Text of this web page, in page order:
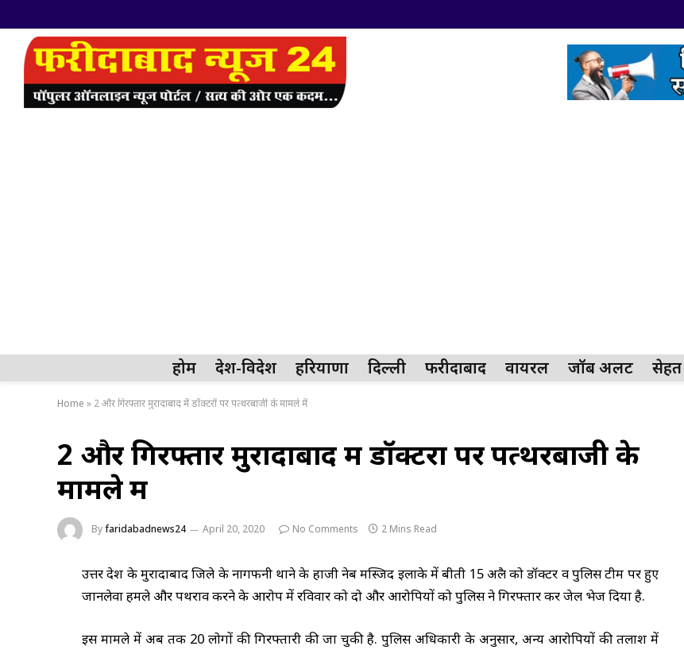
होम देश-विदेश हरियाणा दिल्ली फरीदाबाद वायरल जॉब अलर्ट सेहत
Home » 2 और गिरफ्तार मुरादाबाद में डॉक्टरों पर पत्थरबाजी के मामले में
2 और गिरफ्तार मुरादाबाद में डॉक्टरों पर पत्थरबाजी के
मामले में
Byfaridabadnews24 April 20, 2020 No Comments 2 Mins Read
उत्तर प्रदेश के मुरादाबाद जिले के नागफनी थाने के हाजी नेब मस्जिद इलाके में बीती 15 अप्रैल को डॉक्टर व पुलिस टीम पर हुए
जानलेवा हमले और पथराव करने के आरोप में रविवार को दो और आरोपियों को पुलिस ने गिरफ्तार कर जेल भेज दिया है.
इस मामले में अब तक 20 लोगों की गिरफ्तारी की जा चुकी है. पुलिस अधिकारी के अनुसार, अन्य आरोपियों की तलाश में